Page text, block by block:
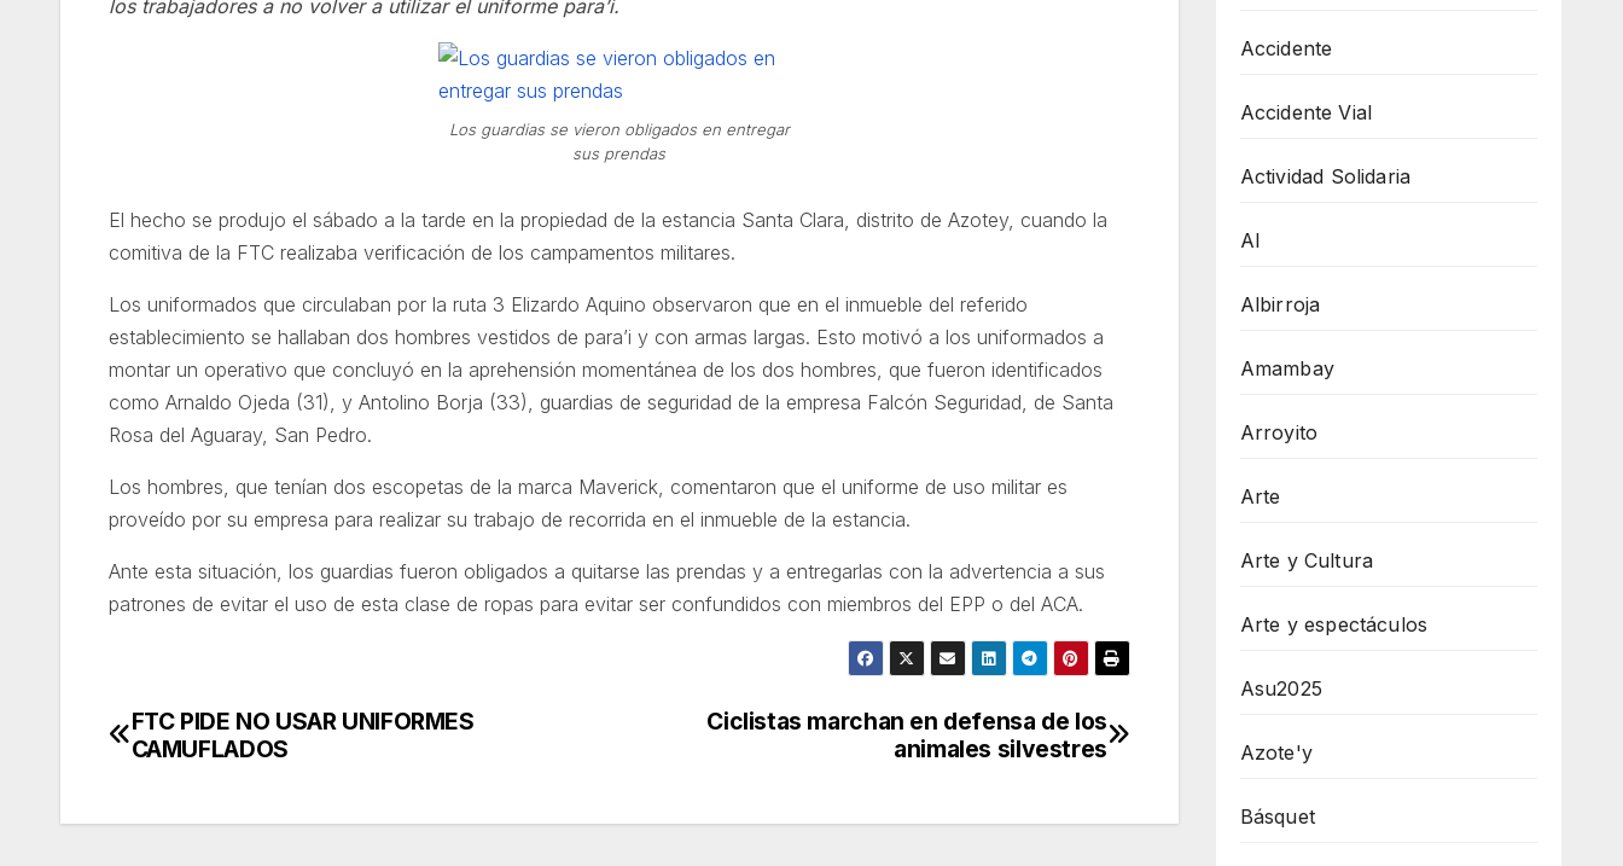
los trabajadores a no volver a utilizar el uniforme para’i.
Los guardias se vieron obligados en entregar
sus prendas
El hecho se produjo el sábado a la tarde en la propiedad de la estancia Santa Clara, distrito de Azotey, cuando la
comitiva de la FTC realizaba verificación de los campamentos militares.
Los uniformados que circulaban por la ruta 3 Elizardo Aquino observaron que en el inmueble del referido
establecimiento se hallaban dos hombres vestidos de para’i y con armas largas. Esto motivó a los uniformados a
montar un operativo que concluyó en la aprehensión momentánea de los dos hombres, que fueron identificados
como Arnaldo Ojeda (31), y Antolino Borja (33), guardias de seguridad de la empresa Falcón Seguridad, de Santa
Rosa del Aguaray, San Pedro.
Los hombres, que tenían dos escopetas de la marca Maverick, comentaron que el uniforme de uso militar es
proveído por su empresa para realizar su trabajo de recorrida en el inmueble de la estancia.
Ante esta situación, los guardias fueron obligados a quitarse las prendas y a entregarlas con la advertencia a sus
patrones de evitar el uso de esta clase de ropas para evitar ser confundidos con miembros del EPP o del ACA.
Navegación
entradas
Ciclistas marchan en defensa de los
animales silvestres
FTC PIDE NO USAR UNIFORMES
CAMUFLADOS
Accidente
Accidente Vial
Actividad Solidaria
AI
Albirroja
Amambay
Arroyito
Arte
Arte y Cultura
Arte y espectáculos
Asu2025
Azote'y
Básquet